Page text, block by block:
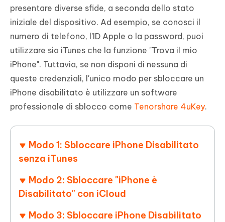
presentare diverse sfide, a seconda dello stato
iniziale del dispositivo. Ad esempio, se conosci il
numero di telefono, l'ID Apple o la password, puoi
utilizzare sia iTunes che la funzione "Trova il mio
iPhone". Tuttavia, se non disponi di nessuna di
queste credenziali, l'unico modo per sbloccare un
iPhone disabilitato è utilizzare un software
professionale di sblocco come Tenorshare 4uKey.
Modo 1: Sbloccare iPhone Disabilitato
senza iTunes
Modo 2: Sbloccare "iPhone è
Disabilitato" con iCloud
Modo 3: Sbloccare iPhone Disabilitato